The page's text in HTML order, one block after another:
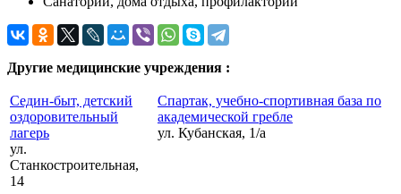
Другие медицинские учреждения :
Седин-быт, детский
оздоровительный
лагерь
ул.
Станкостроительная,
14
Спартак, учебно-спортивная база по
академической гребле
ул. Кубанская, 1/а